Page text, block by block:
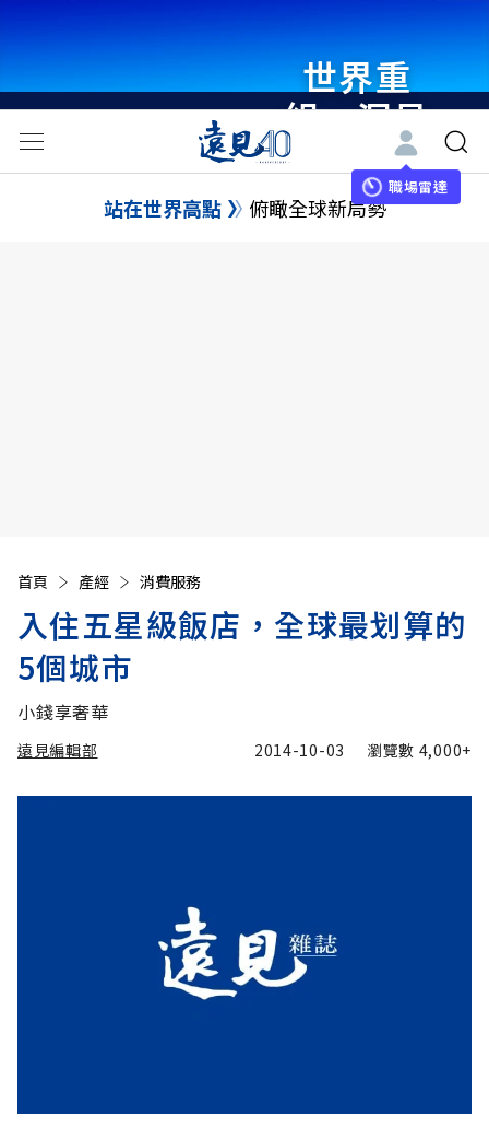
世界重
組・洞見
未來 與
世界領袖
職場雷達
站在世界高點 俯瞰全球新局勢
首頁 產經 消費服務
入住五星級飯店，全球最划算的
5個城市
小錢享奢華
遠見編輯部 2014-10-03 瀏覽數 4,000+